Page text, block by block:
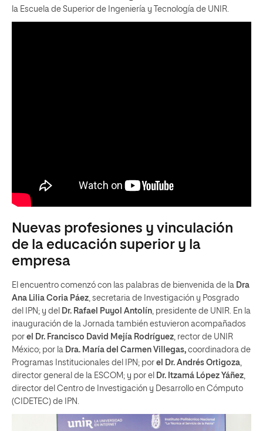
la Escuela de Superior de Ingeniería y Tecnología de UNIR.
Nuevas profesiones y vinculación
de la educación superior y la
empresa
El encuentro comenzó con las palabras de bienvenida de la Dra
Ana Lilia Coria Páez , secretaria de Investigación y Posgrado
del IPN; y del Dr. Rafael Puyol Antolín , presidente de UNIR. En la
inauguración de la Jornada también estuvieron acompañados
por el Dr. Francisco David Mejía Rodríguez , rector de UNIR
México; por la Dra. María del Carmen Villegas, coordinadora de
Programas Institucionales del IPN; por el Dr. Andrés Ortigoza
director general de la ESCOM; y por el Dr. Itzamá López Yáñez
director del Centro de Investigación y Desarrollo en Cómputo
(CIDETEC) de IPN.